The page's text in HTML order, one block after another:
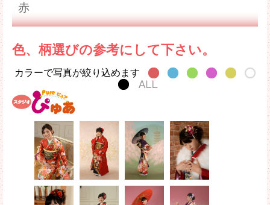
赤
色、柄選びの参考にして下さい。
カラーで写真が絞り込めます